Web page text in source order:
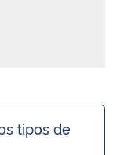
tipos de